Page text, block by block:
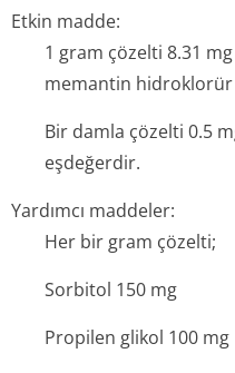
Etkin madde:
1 gram çözelti 8.31
memantin
Bir damla çözelti 0.5
eşdeğerdir.
Yardımcı maddeler:
Her bir gram çözelti;
Sorbitol 150 mg
Propilen glikol 100 mg